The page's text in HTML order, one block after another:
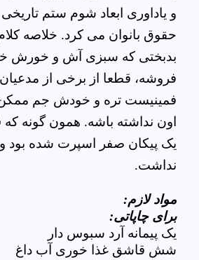
و یاداوری ابعاد شوم ستم
حقوق بانوان می کرد. خلاصه
بدبختی که سبزی آش و خورش
فروشه، قطعا از برخی از
فمینیست تره و خودش جم
اون نداشته باشه. همون گونه
یک پیکان صفر اسپرت شده بود و
نداشت.
مواد لازم:
برای چاپاتی:
یک پیمانه آرد سبوس دار
شش قاشق غذا خوری آب داغ